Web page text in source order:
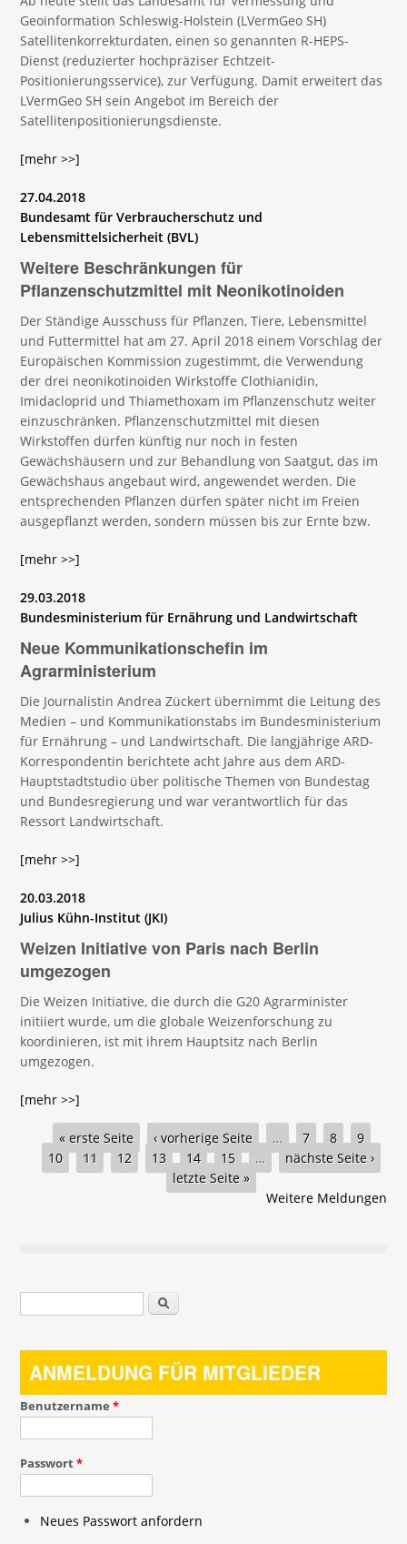
Geoinformation Schleswig-Holstein (LVermGeo SH)
Satellitenkorrekturdaten, einen so genannten R-HEPS-
Dienst (reduzierter hochpräziser Echtzeit-
Positionierungsservice), zur Verfügung. Damit erweitert das
LVermGeo SH sein Angebot im Bereich der
Satellitenpositionierungsdienste.
[mehr >>]
27.04.2018
Bundesamt für Verbraucherschutz und
Lebensmittelsicherheit (BVL)
Weitere Beschränkungen für
Pflanzenschutzmittel mit Neonikotinoiden
Der Ständige Ausschuss für Pflanzen, Tiere, Lebensmittel
und Futtermittel hat am 27. April 2018 einem Vorschlag der
Europäischen Kommission zugestimmt, die Verwendung
der drei neonikotinoiden Wirkstoffe Clothianidin,
Imidacloprid und Thiamethoxam im Pflanzenschutz weiter
einzuschränken. Pflanzenschutzmittel mit diesen
Wirkstoffen dürfen künftig nur noch in festen
Gewächshäusern und zur Behandlung von Saatgut, das im
Gewächshaus angebaut wird, angewendet werden. Die
entsprechenden Pflanzen dürfen später nicht im Freien
ausgepflanzt werden, sondern müssen bis zur Ernte bzw.
[mehr >>]
29.03.2018
Bundesministerium für Ernährung und Landwirtschaft
Neue Kommunikationschefin im
Agrarministerium
Die Journalistin Andrea Zückert übernimmt die Leitung des
Medien – und Kommunikationstabs im Bundesministerium
für Ernährung – und Landwirtschaft. Die langjährige ARD-
Korrespondentin berichtete acht Jahre aus dem ARD-
Hauptstadtstudio über politische Themen von Bundestag
und Bundesregierung und war verantwortlich für das
Ressort Landwirtschaft.
[mehr >>]
20.03.2018
Julius Kühn-Institut (JKI)
Weizen Initiative von Paris nach Berlin
umgezogen
Die Weizen Initiative, die durch die G20 Agrarminister
initiiert wurde, um die globale Weizenforschung zu
koordinieren, ist mit ihrem Hauptsitz nach Berlin
umgezogen.
[mehr >>]
Seiten« erste Seite ‹ vorherige Seite … 7 8
9
10
11 12 13 14 15 …
nächste Seite ›
letzte Seite »
Weitere Meldungen
Suchformular Suche
ANMELDUNG FÜR MITGLIEDER
Benutzername*
Passwort*
Neues Passwort anfordern